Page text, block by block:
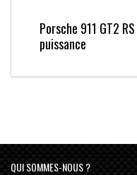
Porsche 911 GT2
puissance
QUI SOMMES-NOUS ?